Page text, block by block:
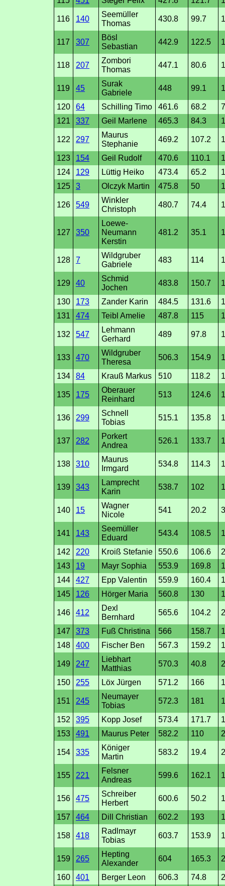
116 140
Seemüller
Thomas
430.8 99.7
117 307
Bösl
Sebastian
442.9 122.5
118 207
Zombori
Thomas
447.1 80.6
119 45
Surak
Gabriele
448 99.1
120 64 Schilling Timo 461.6 68.2
121
337 Geil Marlene 465.3 84.3
122 297
Maurus
Stephanie
469.2 107.2
123 154 Geil Rudolf 470.6 110.1
124
129 Lüttig Heiko 473.4 65.2
125
3 Olczyk Martin 475.8 50
126 549
Winkler
Christoph
480.7 74.4
127 350
Loewe-
Neumann
Kerstin
481.2 35.1
128 7
Wildgruber
Gabriele
483 114
129 40
Schmid
Jochen
483.8 150.7
130 173 Zander Karin 484.5 131.6
131
474 Teibl Amelie 487.8 115
132 547
Lehmann
Gerhard
489 97.8
133 470
Wildgruber
Theresa
506.3 154.9
134 84 Krauß Markus 510 118.2
135 175
Oberauer
Reinhard
513 124.6
136 299
Schnell
Tobias
515.1 135.8
137 282
Porkert
Andrea
526.1 133.7
138 310
Maurus
Irmgard
534.8 114.3
139 343
Lamprecht
Karin
538.7 102
140 15
Wagner
Nicole
541 20.2
141 143
Seemüller
Eduard
543.4 108.5
142 220 Kroiß Stefanie 550.6 106.6
143
19 Mayr Sophia 553.9 169.8
144
427 Epp Valentin 559.9 160.4
145
126 Hörger Maria 560.8 130
146 412
Dexl
Bernhard
565.6 104.2
147 373 Fuß Christina 566 158.7
148
400 Fischer Ben 567.3 159.2
149 247
Liebhart
Matthias
570.3 40.8
150 255 Löx Jürgen 571.2 166
151 245
Neumayer
Tobias
572.3 181
152 395 Kopp Josef 573.4 171.7
153
491 Maurus Peter 582.2 110
154 335
Königer
Martin
583.2 19.4
155 221
Felsner
Andreas
599.6 162.1
156 475
Schreiber
Herbert
600.6 50.2
157 464 Dill Christian 602.2 193
158 418
Radlmayr
Tobias
603.7 153.9
159 265
Hepting
Alexander
604 165.3
160 401 Berger Leon 606.3 74.8